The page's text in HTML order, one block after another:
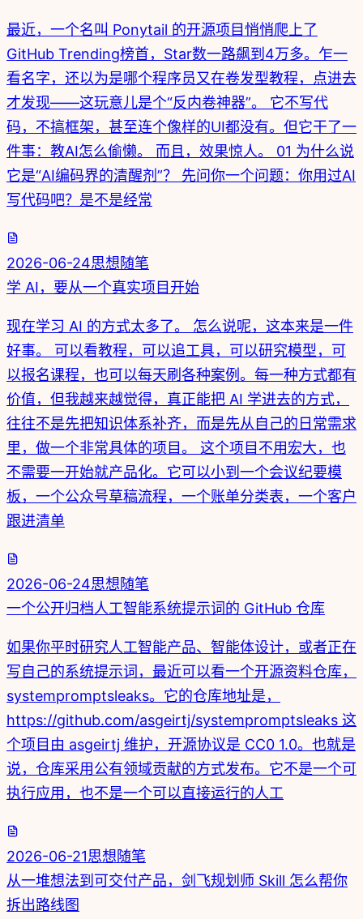
最近，一个名叫 Ponytail 的开源项目悄悄爬上了
GitHub Trending榜首，Star数一路飙到4万多。乍一
看名字，还以为是哪个程序员又在卷发型教程，点进去
才发现——这玩意儿是个“反内卷神器”。 它不写代
码，不搞框架，甚至连个像样的UI都没有。但它干了一
件事：教AI怎么偷懒。 而且，效果惊人。 01 为什么说
它是“AI编码界的清醒剂”？ 先问你一个问题：你用过AI
写代码吧？是不是经常
2026-06-24思想随笔
学 AI，要从一个真实项目开始
现在学习 AI 的方式太多了。 怎么说呢，这本来是一件
好事。 可以看教程，可以追工具，可以研究模型，可
以报名课程，也可以每天刷各种案例。每一种方式都有
价值，但我越来越觉得，真正能把 AI 学进去的方式，
往往不是先把知识体系补齐，而是先从自己的日常需求
里，做一个非常具体的项目。 这个项目不用宏大，也
不需要一开始就产品化。它可以小到一个会议纪要模
板，一个公众号草稿流程，一个账单分类表，一个客户
跟进清单
2026-06-24思想随笔
一个公开归档人工智能系统提示词的 GitHub 仓库
如果你平时研究人工智能产品、智能体设计，或者正在
写自己的系统提示词，最近可以看一个开源资料仓库，
systempromptsleaks。它的仓库地址是，
https://github.com/asgeirtj/systempromptsleaks 这
个项目由 asgeirtj 维护，开源协议是 CC0 1.0。也就是
说，仓库采用公有领域贡献的方式发布。它不是一个可
执行应用，也不是一个可以直接运行的人工
2026-06-21思想随笔
从一堆想法到可交付产品，剑飞规划师 Skill 怎么帮你
拆出路线图